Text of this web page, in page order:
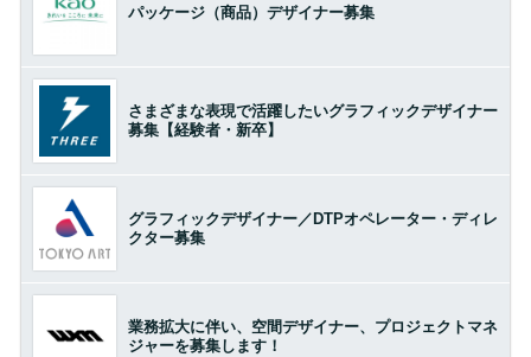
パッケージ（商品）デザイナー募集
さまざまな表現で活躍したいグラフィックデザイナー
募集【経験者・新卒】
グラフィックデザイナー／DTPオペレーター・ディレ
クター募集
業務拡大に伴い、空間デザイナー、プロジェクトマネ
ジャーを募集します！